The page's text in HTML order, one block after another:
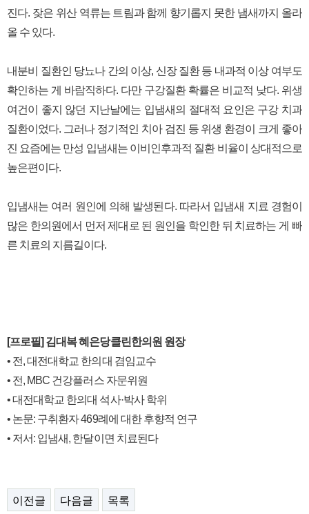
진다. 잦은 위산 역류는 트림과 함께 향기롭지 못한 냄새까지 올라
올 수 있다.
내분비 질환인 당뇨나 간의 이상, 신장 질환 등 내과적 이상 여부도
확인하는 게 바람직하다. 다만 구강질환 확률은 비교적 낮다. 위생
여건이 좋지 않던 지난날에는 입냄새의 절대적 요인은 구강 치과
질환이었다. 그러나 정기적인 치아 검진 등 위생 환경이 크게 좋아
진 요즘에는 만성 입냄새는 이비인후과적 질환 비율이 상대적으로
높은편이다.
입냄새는 여러 원인에 의해 발생된다. 따라서 입냄새 지료 경험이
많은 한의원에서 먼저 제대로 된 원인을 학인한 뒤 치료하는 게 빠
른 치료의 지름길이다.
[프로필] 김대복 혜은당클린한의원 원장
• 전, 대전대학교 한의대 겸임교수
• 전, MBC 건강플러스 자문위원
• 대전대학교 한의대 석사·박사 학위
• 논문: 구취환자 469례에 대한 후향적 연구
• 저서: 입냄새, 한달이면 치료된다
이전글 다음글 목록